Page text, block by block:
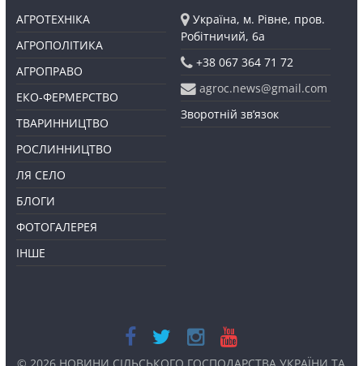
АГРОТЕХНІКА
АГРОПОЛІТИКА
АГРОПРАВО
ЕКО-ФЕРМЕРСТВО
ТВАРИННИЦТВО
РОСЛИННИЦТВО
ЛЯ СЕЛО
БЛОГИ
ФОТОГАЛЕРЕЯ
ІНШЕ
Україна, м. Рівне, пров.
Робітничий, 6а
+38 067 364 71 72
agroc.news@gmail.com
Зворотній зв’язок